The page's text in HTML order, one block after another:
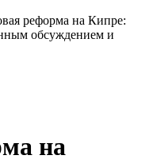
реформа на Кипре:
обсуждением и
на